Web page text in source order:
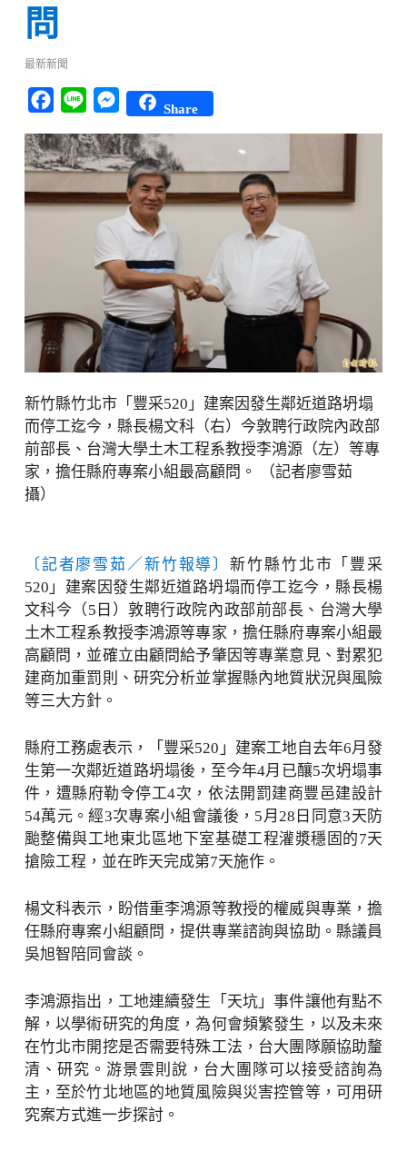
問
最新新聞
Facebook
Line Messenger
Share
新竹縣竹北市「豐采520」建案因發生鄰近道路坍塌
而停工迄今，縣長楊文科（右）今敦聘行政院內政部
前部長、台灣大學土木工程系教授李鴻源（左）等專
家，擔任縣府專案小組最高顧問。 （記者廖雪茹
攝）
〔記者廖雪茹／新竹報導〕新竹縣竹北市「豐采
520」建案因發生鄰近道路坍塌而停工迄今，縣長楊
文科今（5日）敦聘行政院內政部前部長、台灣大學
土木工程系教授李鴻源等專家，擔任縣府專案小組最
高顧問，並確立由顧問給予肇因等專業意見、對累犯
建商加重罰則、研究分析並掌握縣內地質狀況與風險
等三大方針。
縣府工務處表示，「豐采520」建案工地自去年6月發
生第一次鄰近道路坍塌後，至今年4月已釀5次坍塌事
件，遭縣府勒令停工4次，依法開罰建商豐邑建設計
54萬元。經3次專案小組會議後，5月28日同意3天防
颱整備與工地東北區地下室基礎工程灌漿穩固的7天
搶險工程，並在昨天完成第7天施作。
楊文科表示，盼借重李鴻源等教授的權威與專業，擔
任縣府專案小組顧問，提供專業諮詢與協助。縣議員
吳旭智陪同會談。
李鴻源指出，工地連續發生「天坑」事件讓他有點不
解，以學術研究的角度，為何會頻繁發生，以及未來
在竹北市開挖是否需要特殊工法，台大團隊願協助釐
清、研究。游景雲則說，台大團隊可以接受諮詢為
主，至於竹北地區的地質風險與災害控管等，可用研
究案方式進一步探討。